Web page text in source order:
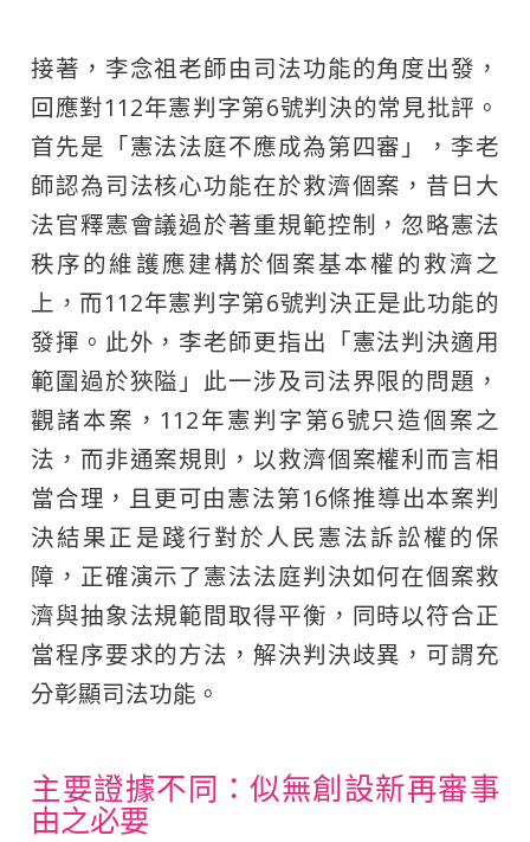
接著，李念祖老師由司法功能的角度出發，
回應對112年憲判字第6號判決的常見批評。
首先是「憲法法庭不應成為第四審」，李老
師認為司法核心功能在於救濟個案，昔日大
法官釋憲會議過於著重規範控制，忽略憲法
秩序的維護應建構於個案基本權的救濟之
上，而112年憲判字第6號判決正是此功能的
發揮。此外，李老師更指出「憲法判決適用
範圍過於狹隘」此一涉及司法界限的問題，
觀諸本案，112年憲判字第6號只造個案之
法，而非通案規則，以救濟個案權利而言相
當合理，且更可由憲法第16條推導出本案判
決結果正是踐行對於人民憲法訴訟權的保
障，正確演示了憲法法庭判決如何在個案救
濟與抽象法規範間取得平衡，同時以符合正
當程序要求的方法，解決判決歧異，可謂充
分彰顯司法功能。
主要證據不同：似無創設新再審事
由之必要